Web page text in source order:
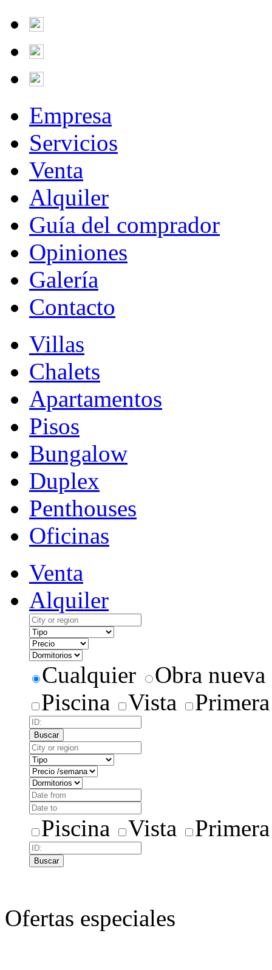
Empresa
Servicios
Venta
Alquiler
Guía del comprador
Opiniones
Galería
Contacto
Villas
Chalets
Apartamentos
Pisos
Bungalow
Duplex
Penthouses
Oficinas
Venta
Alquiler
Cualquier
Obra nueva
Piscina
Vista
Buscar
Piscina Vista
Buscar
Ofertas especiales